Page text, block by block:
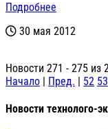
Подробнее
30 мая 2012
Новости 271 - 275 из
Начало | Пред. | 52 53
Новости технолого-